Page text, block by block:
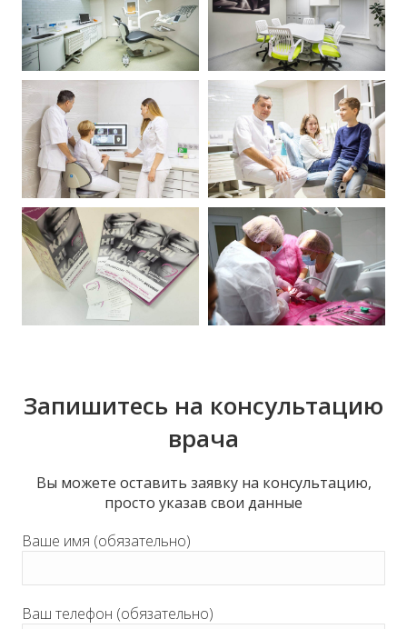
Запишитесь на консультацию
врача
Вы можете оставить заявку на консультацию,
просто указав свои данные
Ваше имя (обязательно)
Ваш телефон (обязательно)